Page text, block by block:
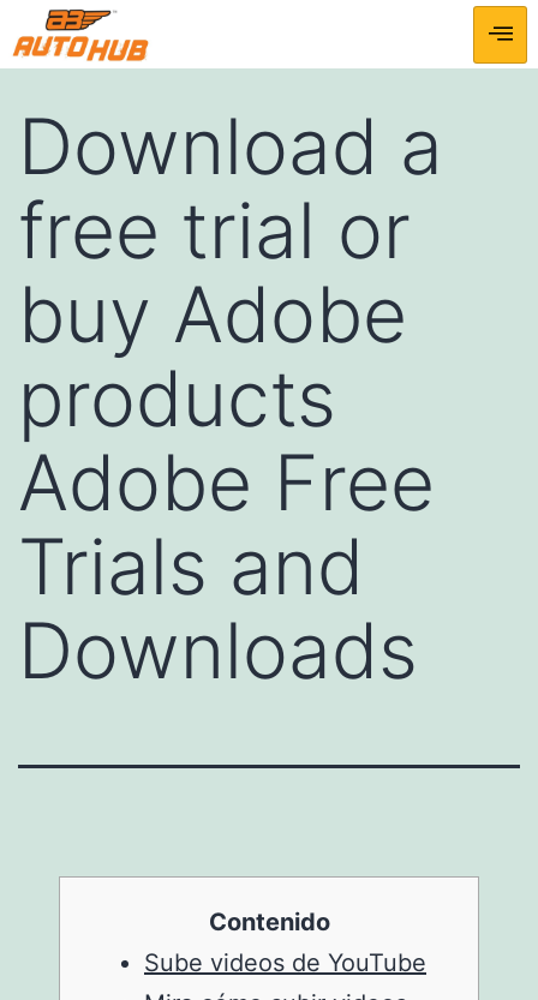
Download a
free trial or
buy Adobe
products
Adobe Free
Trials and
Downloads
Contenido
Sube videos de YouTube